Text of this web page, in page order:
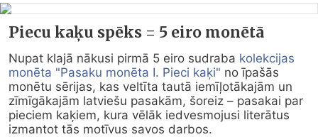
Piecu kaķu spēks = 5 eiro monētā
Nupat klajā nākusi pirmā 5 eiro sudraba kolekcijas
monēta "Pasaku monēta I. Pieci kaķi" no īpašās
monētu sērijas, kas veltīta tautā iemīļotākajām un
zīmīgākajām latviešu pasakām, šoreiz – pasakai par
pieciem kaķiem, kura vēlāk iedvesmojusi literātus
izmantot tās motīvus savos darbos.